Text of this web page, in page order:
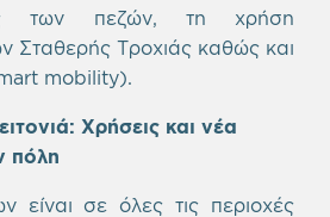
των πεζών, τη χρήση
Σταθερής Τροχιάς καθώς και
mobility).
Χρήσεις και νέα
πόλη
είναι σε όλες τις περιοχές